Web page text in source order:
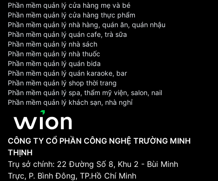
Phần mềm quản lý cửa hàng mẹ và bé
Phần mềm quản lý cửa hàng thực phẩm
Phần mềm quản lý nhà hàng, quán ăn, quán nhậu
Phần mềm quản lý quán cafe, trà sữa
Phần mềm quản lý nhà sách
Phần mềm quản lý nhà thuốc
Phần mềm quản lý quán bida
Phần mềm quản lý quán karaoke, bar
Phần mềm quản lý shop thời trang
Phần mềm quản lý spa, thẩm mỹ viện, salon, nail
Phần mềm quản lý khách sạn, nhà nghỉ
CÔNG TY CỔ PHẦN CÔNG NGHỆ TRƯỜNG MINH
THỊNH
Trụ sở chính: 22 Đường Số 8, Khu 2 - Bùi Minh
Trực, P. Bình Đông, TP.Hồ Chí Minh